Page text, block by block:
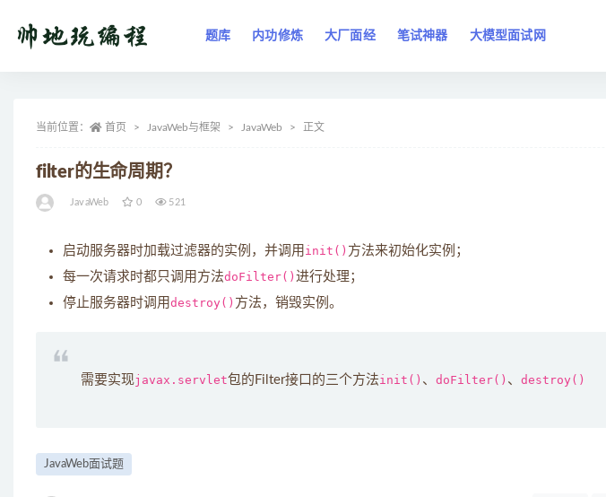
题库 内功修炼 大厂面经 笔试神器 大模型面试网
当前位置： 首页 JavaWeb与框架 JavaWeb 正文
filter的生命周期？
JavaWeb 0 521
启动服务器时加载过滤器的实例，并调用 init() 方法来初始化实例；
每一次请求时都只调用方法doFilter() 进行处理；
停止服务器时调用destroy() 方法，销毁实例。
需要实现javax.servlet包的Filter接口的三个方法init() 、 doFilter() 、 destroy()
JavaWeb面试题